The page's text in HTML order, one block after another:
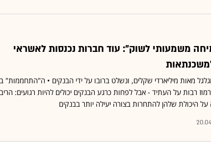
משמעותי לשוק": עוד חברות נכנסות לאשראי
מאות מיליארדי שקלים, ונשלט ברובו על ידי הבנקים • ה"התחממות"
רבות על העתיד - אבל לפחות כרגע הבנקים יכולים להיות רגועים:
היכולת שלהן להתחרות בצורה יעילה יותר בבנקים